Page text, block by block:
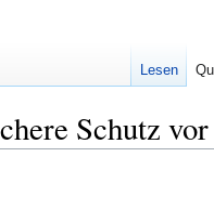
Schutz vor
Lesen